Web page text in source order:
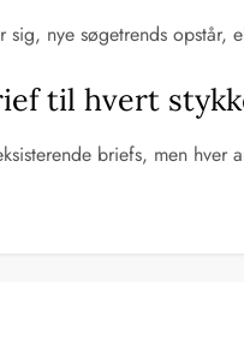
nye søgetrends opstår,
til hvert
briefs, men